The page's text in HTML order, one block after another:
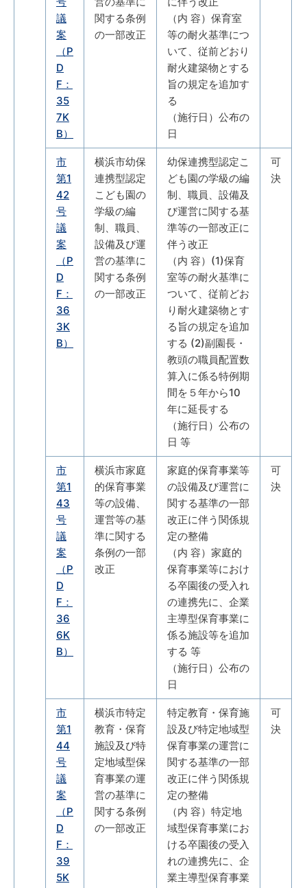
議
案
（P
D
F：
35
7K
B）
関する条例
の一部改正
（内 容）保育室
等の耐火基準につ
いて、従前どおり
耐火建築物とする
旨の規定を追加す
る
（施行日）公布の
日
市
第1
42
号
議
案
（P
D
F：
36
3K
B）
横浜市幼保
連携型認定
こども園の
学級の編
制、職員、
設備及び運
営の基準に
関する条例
の一部改正
幼保連携型認定こ
ども園の学級の編
制、職員、設備及
び運営に関する基
準等の一部改正に
伴う改正
（内 容）(1)保育
室等の耐火基準に
ついて、従前どお
り耐火建築物とす
る旨の規定を追加
する (2)副園長・
教頭の職員配置数
算入に係る特例期
間を５年から10
年に延長する
（施行日）公布の
日 等
可
決
市
第1
43
号
議
案
（P
D
F：
36
6K
B）
横浜市家庭
的保育事業
等の設備、
運営等の基
準に関する
条例の一部
改正
家庭的保育事業等
の設備及び運営に
関する基準の一部
改正に伴う関係規
定の整備
（内 容）家庭的
保育事業等におけ
る卒園後の受入れ
の連携先に、企業
主導型保育事業に
係る施設等を追加
する 等
（施行日）公布の
日
可
決
市
第1
44
号
議
案
（P
D
F：
39
5K
横浜市特定
教育・保育
施設及び特
定地域型保
育事業の運
営の基準に
関する条例
の一部改正
特定教育・保育施
設及び特定地域型
保育事業の運営に
関する基準の一部
改正に伴う関係規
定の整備
（内 容）特定地
域型保育事業にお
ける卒園後の受入
れの連携先に、企
業主導型保育事業
可
決